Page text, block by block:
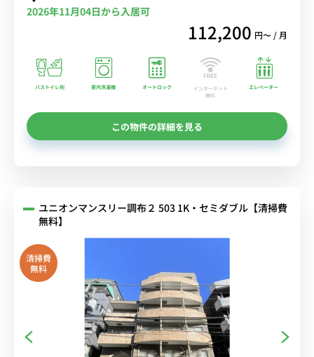
2026年11月04日から入居可
112,200 円〜 / 月
バストイレ別 室内洗濯機 オートロック
インターネット
無料
エレベーター
この物件の詳細を見る
ユニオンマンスリー調布２ 503 1K・セミダブル【清掃費
無料】
清掃費
無料